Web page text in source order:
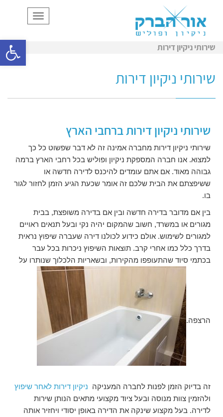
תפריט
שירותי ניקיון דירות
שירותי ניקיון דירות
שירותי ניקיון דירות ברחבי הארץ
שירותי ניקיון דירות מחברה אמינה זה לא דבר שפשוט כל כך
למצוא. אנו חברה המספקת ניקיון ופוליש בכל רחבי הארץ ברמה
גבוהה מאוד. אם אתם עומדים להיכנס לדירה חדשה או
ששיפצתם את הבית שלכם זה אומר שכעת הגיע הזמן לחזור לגור
בו.
בין אם מדובר בדירה חדשה ובין אם בדירה משופצת, בבית
מגורים או במשרד, חשוב שהמקום יהיה נקי ובעל תנאים ראויים
למגורים לשימוש. אולם כידוע לכולנו דירה שעברה שיפוץ נראית
בדרך כלל כמו אחרי קרב. תוצאות השיפוץ ניכרות בכל עבר
בכתמי סיוד שהתעופפו מהקירות, ובשאריות הלכלוך שנותרו על
הרצפה.
זה בדיוק הזמן לפנות לחברה המעניקה ניקיון דירות לאחר שיפוץ
ולהזמין צוות מנוסה ובעל ציוד מקצועי מתאים הנותן שירות
לדירה. בעל מקצוע שינקה את הדירה באופן יסודי ויחזיר אותה
פתח